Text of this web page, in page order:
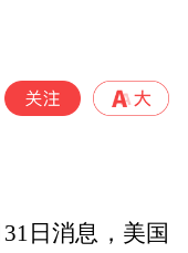
日消息，美国